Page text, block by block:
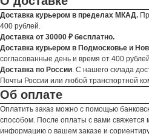
Доставка курьером в пределах МКАД.
400 рублей.
Доставка от 30000 ₽ бесплатно.
Доставка курьером в Подмосковье и
согласованные день и время от 400
Доставка по России . С нашего склада
Почты России или любой транспортной
Об оплате
Оплатить заказ можно с помощью
способом. После оплаты с вами свяжется
информацию о вашем заказе и